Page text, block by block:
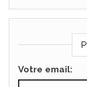
Votre email: